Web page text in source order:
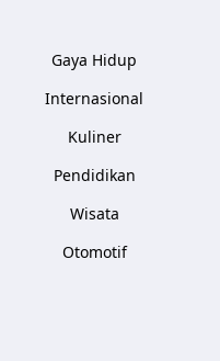
Gaya Hidup
Internasional
Kuliner
Pendidikan
Wisata
Otomotif